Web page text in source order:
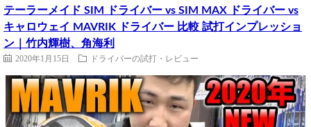
テーラーメイド SIM ドライバー vs SIM MAX ドライバー vs
キャロウェイ MAVRIK ドライバー 比較 試打インプレッショ
ン｜竹内輝樹、角海利
2020年1月15日 ドライバーの試打・レビュー